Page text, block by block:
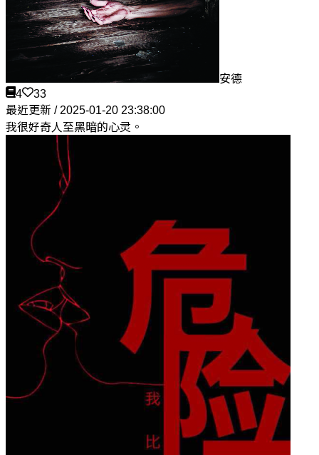
安德
4
33
最近更新 / 2025-01-20 23:38:00
我很好奇人至黑暗的心灵。